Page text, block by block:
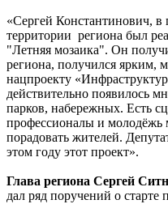
«Сергей Константинович,
территории региона был
"Летняя мозаика". Он
региона, получился
нацпроекту
действительно появилось
парков, набережных. Есть
профессионалы и молодёжь
порадовать жителей.
этом году этот проект».
Глава региона Сергей
дал ряд поручений о старте